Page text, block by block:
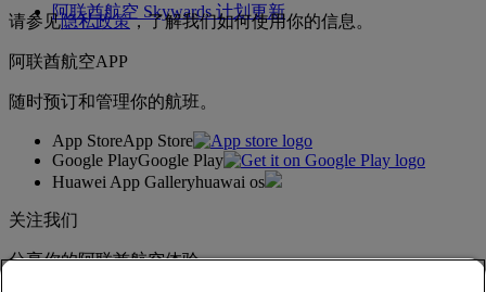
阿联酋航空 Skywards 计划更新
请参见隐私政策，了解我们如何使用你的信息。
阿联酋航空APP
随时预订和管理你的航班。
App StoreApp Store
Google PlayGoogle Play
Huawei App Galleryhuawai os
关注我们
分享你的阿联酋航空体验。